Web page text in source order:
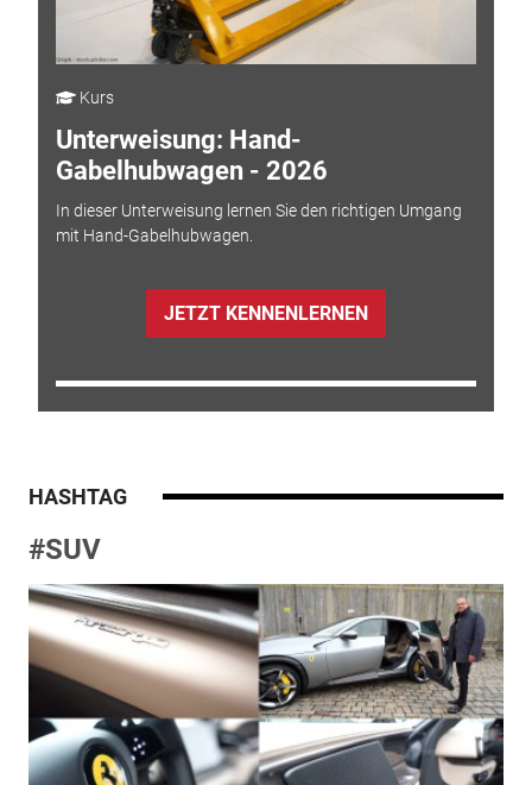
Kurs
Unterweisung: Hand-
Gabelhubwagen - 2026
In dieser Unterweisung lernen Sie den richtigen Umgang
mit Hand-Gabelhubwagen.
JETZT KENNENLERNEN
HASHTAG
#SUV